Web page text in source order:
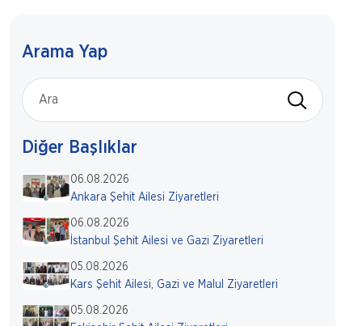
Arama Yap
Diğer Başlıklar
06.08.2026
Ankara Şehit Ailesi Ziyaretleri
06.08.2026
İstanbul Şehit Ailesi ve Gazi Ziyaretleri
05.08.2026
Kars Şehit Ailesi, Gazi ve Malul Ziyaretleri
05.08.2026